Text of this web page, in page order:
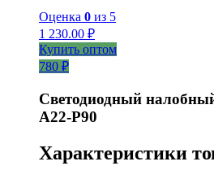
Оценка 0 из 5
1 230.00 ₽
Купить оптом
780 ₽
Светодиодный
A22-P90
Характеристики